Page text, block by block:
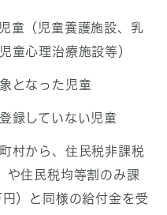
童（児童養護施設、乳
童心理治療施設等）
となった児童
録していない児童
村から、住民税非課税
や住民税均等割のみ課
）と同様の給付金を受